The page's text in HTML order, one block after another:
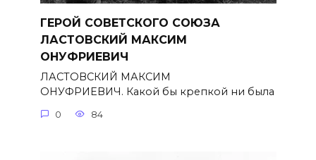
ГЕРОЙ СОВЕТСКОГО СОЮЗА
ЛАСТОВСКИЙ МАКСИМ
ОНУФРИЕВИЧ
ЛАСТОВСКИЙ МАКСИМ
ОНУФРИЕВИЧ. Какой бы крепкой ни была
0 84